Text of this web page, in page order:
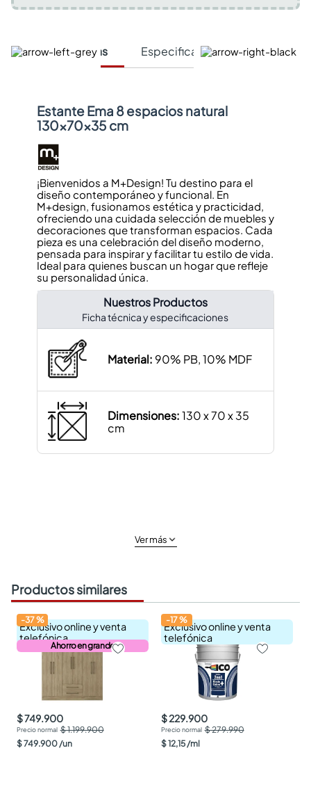
Características Especificaciones Técnicas
Estante Ema 8 espacios natural
130x70x35 cm
¡Bienvenidos a M+Design! Tu destino para el
diseño contemporáneo y funcional. En
M+design, fusionamos estética y practicidad,
ofreciendo una cuidada selección de muebles y
decoraciones que transforman espacios. Cada
pieza es una celebración del diseño moderno,
pensada para inspirar y facilitar tu estilo de vida.
Ideal para quienes buscan un hogar que refleje
su personalidad única.
Nuestros Productos
Ficha técnica y especificaciones
Material: 90% PB, 10% MDF
Dimensiones:130 x 70 x 35
cm
Ver más
Productos similares
Exclusivo online y venta
telefónica
Ahorro en grande
-37%
$ 749.900
$ 1.199.900
$749.900 /un
Exclusivo online y venta
telefónica
-17%
$ 229.900
$ 279.990
$12,15 /ml